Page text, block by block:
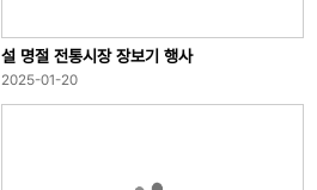
설 명절 전통시장 장보기 행사
2025-01-20